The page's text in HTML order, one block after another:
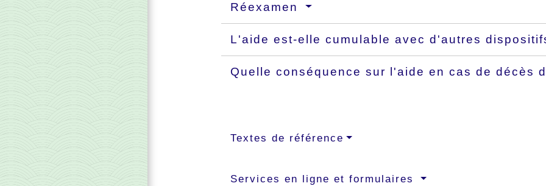
Réexamen
L'aide est-elle cumulable avec d'autres
Quelle conséquence sur l'aide en cas de décès
Textes de référence
Services en ligne et formulaires